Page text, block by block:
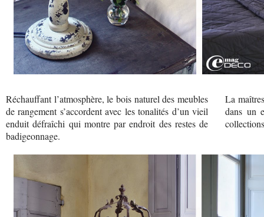
Réchauffant l’atmosphère, le bois naturel des meubles
de rangement s’accordent avec les tonalités d’un vieil
enduit défraîchi qui montre par endroit des restes de
badigeonnage.
La
dans un